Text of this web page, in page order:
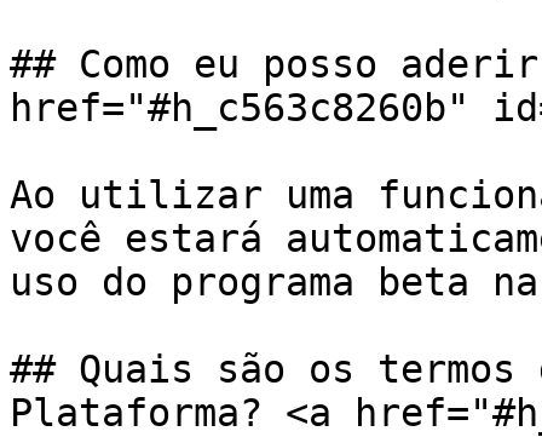
## Como eu posso
href="#h_c563c8260b"
Ao utilizar uma
você estará
uso do programa beta
## Quais são os termos
Plataforma? <a